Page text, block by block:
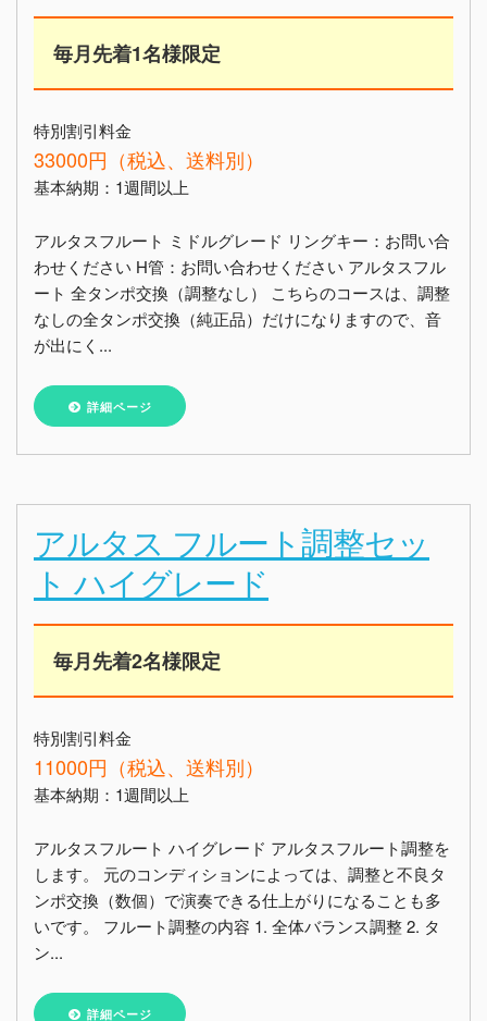
毎月先着1名様限定
特別割引料金
33000円（税込、送料別）
基本納期：1週間以上
アルタスフルート ミドルグレード リングキー：お問い合
わせください H管：お問い合わせください アルタスフル
ート 全タンポ交換（調整なし） こちらのコースは、調整
なしの全タンポ交換（純正品）だけになりますので、音
が出にく...
詳細ページ
アルタス フルート調整セッ
ト ハイグレード
毎月先着2名様限定
特別割引料金
11000円（税込、送料別）
基本納期：1週間以上
アルタスフルート ハイグレード アルタスフルート調整を
します。 元のコンディションによっては、調整と不良タ
ンポ交換（数個）で演奏できる仕上がりになることも多
いです。 フルート調整の内容 1. 全体バランス調整 2. タ
ン...
詳細ページ